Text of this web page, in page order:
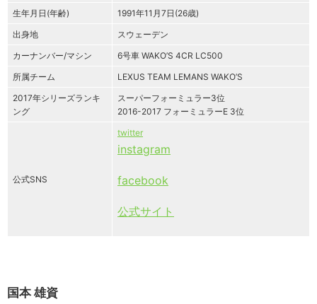
生年月日(年齢)
1991年11月7日(26歳)
出身地
スウェーデン
カーナンバー/マシン
6号車 WAKO’S 4CR LC500
所属チーム
LEXUS TEAM LEMANS WAKO’S
2017年シリーズランキ
ング
スーパーフォーミュラー3位
2016-2017 フォーミュラーE 3位
公式SNS
twitter
instagram
facebook
公式サイト
国本 雄資